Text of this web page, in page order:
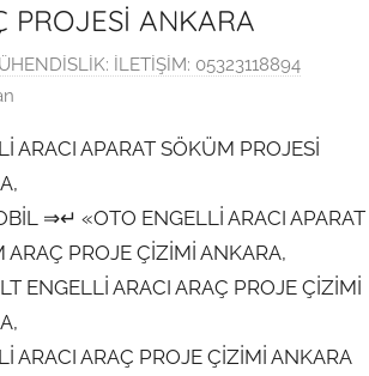
PROJESİ ANKARA
İLETİŞİM: 05323118894
ARACI APARAT SÖKÜM PROJESİ
⇒↵ «OTO ENGELLİ ARACI APARAT
ARAÇ PROJE ÇİZİMİ ANKARA,
ENGELLİ ARACI ARAÇ PROJE ÇİZİMİ
ARACI ARAÇ PROJE ÇİZİMİ ANKARA